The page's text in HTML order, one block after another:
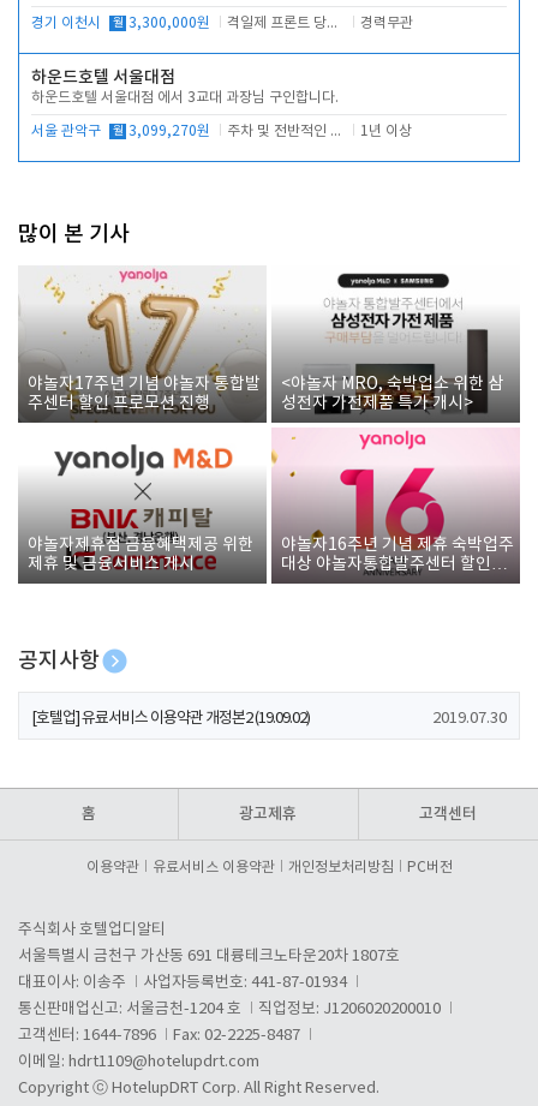
경기 이천시 월 3,300,000원 격일제 프론트 당번 업무로 주차 및 객실 점검 경력무관
하운드호텔 서울대점
하운드호텔 서울대점 에서 3교대 과장님 구인합니다.
서울 관악구 월 3,099,270원 주차 및 전반적인 당번업무 1년 이상
많이 본 기사
야놀자17주년 기념 야놀자 통합발
주센터 할인 프로모션 진행
<야놀자 MRO, 숙박업소 위한 삼
성전자 가전제품 특가 개시>
야놀자제휴점 금융혜택제공 위한
제휴 및 금융서비스 게시
야놀자16주년 기념 제휴 숙박업주
대상 야놀자통합발주센터 할인쿠
폰 증정
공지사항
[호텔업] 개인정보 처리방침 개정본1 (19.09.02)
[호텔업] 유료서비스 이용약관 개정본2 (19.09.02) 2019.07.30
홈 광고제휴 고객센터
이용약관 유료서비스 이용약관 개인정보처리방침 PC버전
주식회사 호텔업디알티
서울특별시 금천구 가산동 691 대륭테크노타운20차 1807호
대표이사: 이송주
사업자등록번호: 441-87-01934
통신판매업신고: 서울금천-1204 호
직업정보: J1206020200010
고객센터: 1644-7896
Fax: 02-2225-8487
이메일: hdrt1109@hotelupdrt.com
Copyright ⓒ HotelupDRT Corp. All Right Reserved.